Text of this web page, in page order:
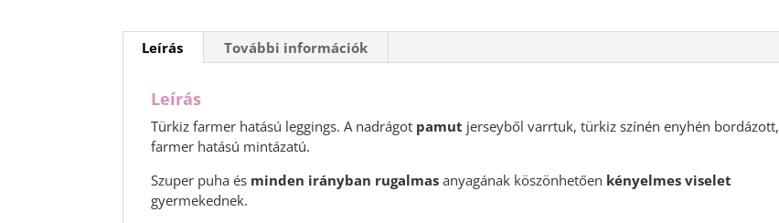
Leírás További információk
Leírás
Türkiz farmer hatású leggings. A nadrágot pamut jerseyből varrtuk, türkiz színén enyhén bordázott,
farmer hatású mintázatú.
Szuper puha és minden irányban rugalmas anyagának köszönhetően kényelmes viselet
gyermekednek.